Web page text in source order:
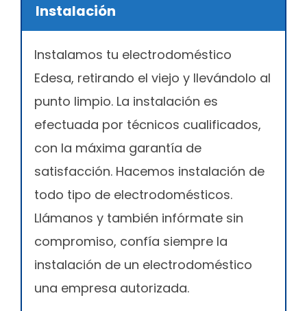
Instalación
Instalamos tu electrodoméstico
Edesa, retirando el viejo y llevándolo al
punto limpio. La instalación es
efectuada por técnicos cualificados,
con la máxima garantía de
satisfacción. Hacemos instalación de
todo tipo de electrodomésticos.
Llámanos y también infórmate sin
compromiso, confía siempre la
instalación de un electrodoméstico
una empresa autorizada.